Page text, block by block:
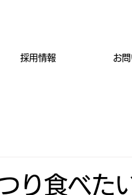
採用情報 お
食べた